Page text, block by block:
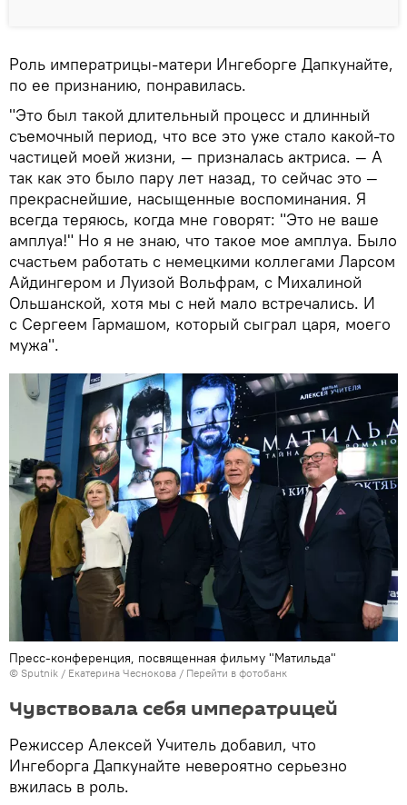
Роль императрицы-матери Ингеборге Дапкунайте,
по ее признанию, понравилась.
"Это был такой длительный процесс и длинный
съемочный период, что все это уже стало какой-то
частицей моей жизни, — призналась актриса. — А
так как это было пару лет назад, то сейчас это —
прекраснейшие, насыщенные воспоминания. Я
всегда теряюсь, когда мне говорят: "Это не ваше
амплуа!" Но я не знаю, что такое мое амплуа. Было
счастьем работать с немецкими коллегами Ларсом
Айдингером и Луизой Вольфрам, с Михалиной
Ольшанской, хотя мы с ней мало встречались. И
с Сергеем Гармашом, который сыграл царя, моего
мужа".
Пресс-конференция, посвященная фильму "Матильда"
© Sputnik / Екатерина Чеснокова / Перейти в фотобанк
Чувствовала себя императрицей
Режиссер Алексей Учитель добавил, что
Ингеборга Дапкунайте невероятно серьезно
вжилась в роль.